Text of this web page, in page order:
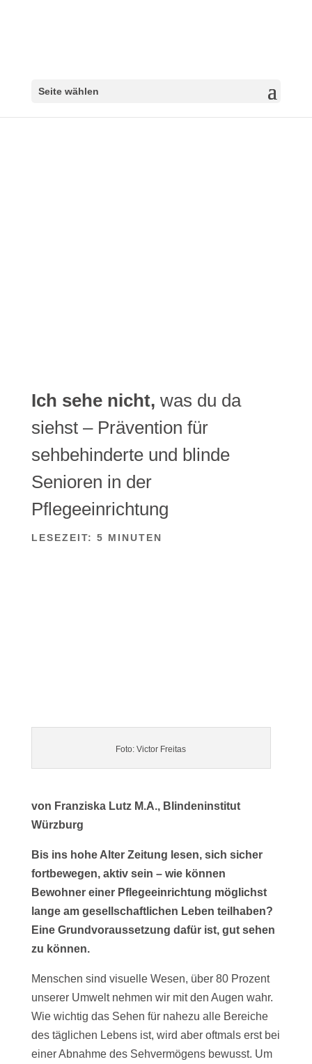
Seite wählen
Ich sehe nicht, was du da
siehst – Prävention für
sehbehinderte und blinde
Senioren in der
Pflegeeinrichtung
LESEZEIT: 5 MINUTEN
Foto: Victor Freitas
von Franziska Lutz M.A., Blindeninstitut
Würzburg
Bis ins hohe Alter Zeitung lesen, sich sicher
fortbewegen, aktiv sein – wie können
Bewohner einer Pflegeeinrichtung möglichst
lange am gesellschaftlichen Leben teilhaben?
Eine Grundvoraussetzung dafür ist, gut sehen
zu können.
Menschen sind visuelle Wesen, über 80 Prozent
unserer Umwelt nehmen wir mit den Augen wahr.
Wie wichtig das Sehen für nahezu alle Bereiche
des täglichen Lebens ist, wird aber oftmals erst bei
einer Abnahme des Sehvermögens bewusst. Um